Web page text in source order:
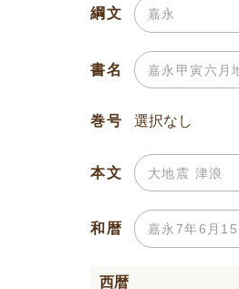
綱文
書名
巻号
本文
和暦
西暦